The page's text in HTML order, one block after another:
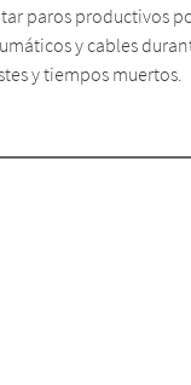
paros productivos
y cables
y tiempos muertos.